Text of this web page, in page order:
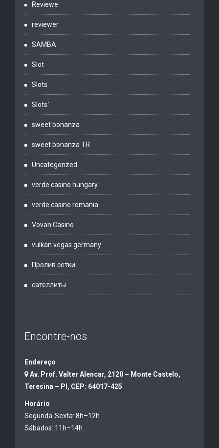
Reviewe
reviewer
SAMBA
Slot
Slots
Slots`
sweet bonanza
sweet bonanza TR
Uncategorized
verde casino hungary
verde casino romania
Vovan Casino
vulkan vegas germany
Пролив сетки
сателлиты
Encontre-nos
Endereço
Av. Prof. Valter Alencar, 2120 – Monte Castelo,
Teresina – PI, CEP: 64017-425
Horário
Segunda-Sexta: 8h–12h
Sábados: 11h–14h